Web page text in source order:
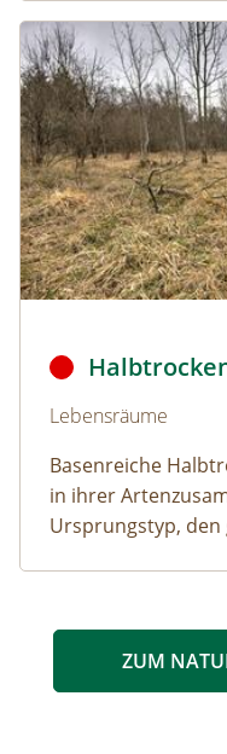
Halbtrockenrasen-
Naturlexikon:
Naturlexikon:
Lebensräume
Basenreiche
in ihrer
Ursprungstyp,
ZUM